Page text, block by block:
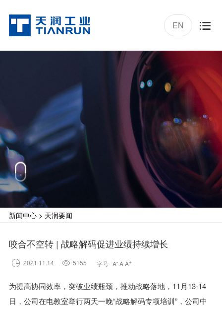

EN
新闻中心 > 天润要闻
咬合不空转 | 战略解码促进业绩持续增长
 2021.11.14  5155 字号 A- A A+
为提高协同效率，突破业绩瓶颈，推动战略落地，11月13-14
日，公司在电教室举行两天一晚“战略解码专项培训”，公司中